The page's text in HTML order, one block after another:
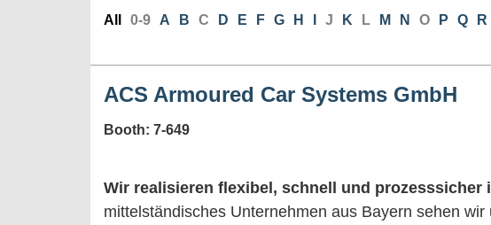
All
0-9 A B C D E F G H J K L M N O P Q R
ACS Armoured Car Systems GmbH
Booth: 7-649
Wir realisieren flexibel, schnell und prozesssicher
mittelständisches Unternehmen aus Bayern sehen